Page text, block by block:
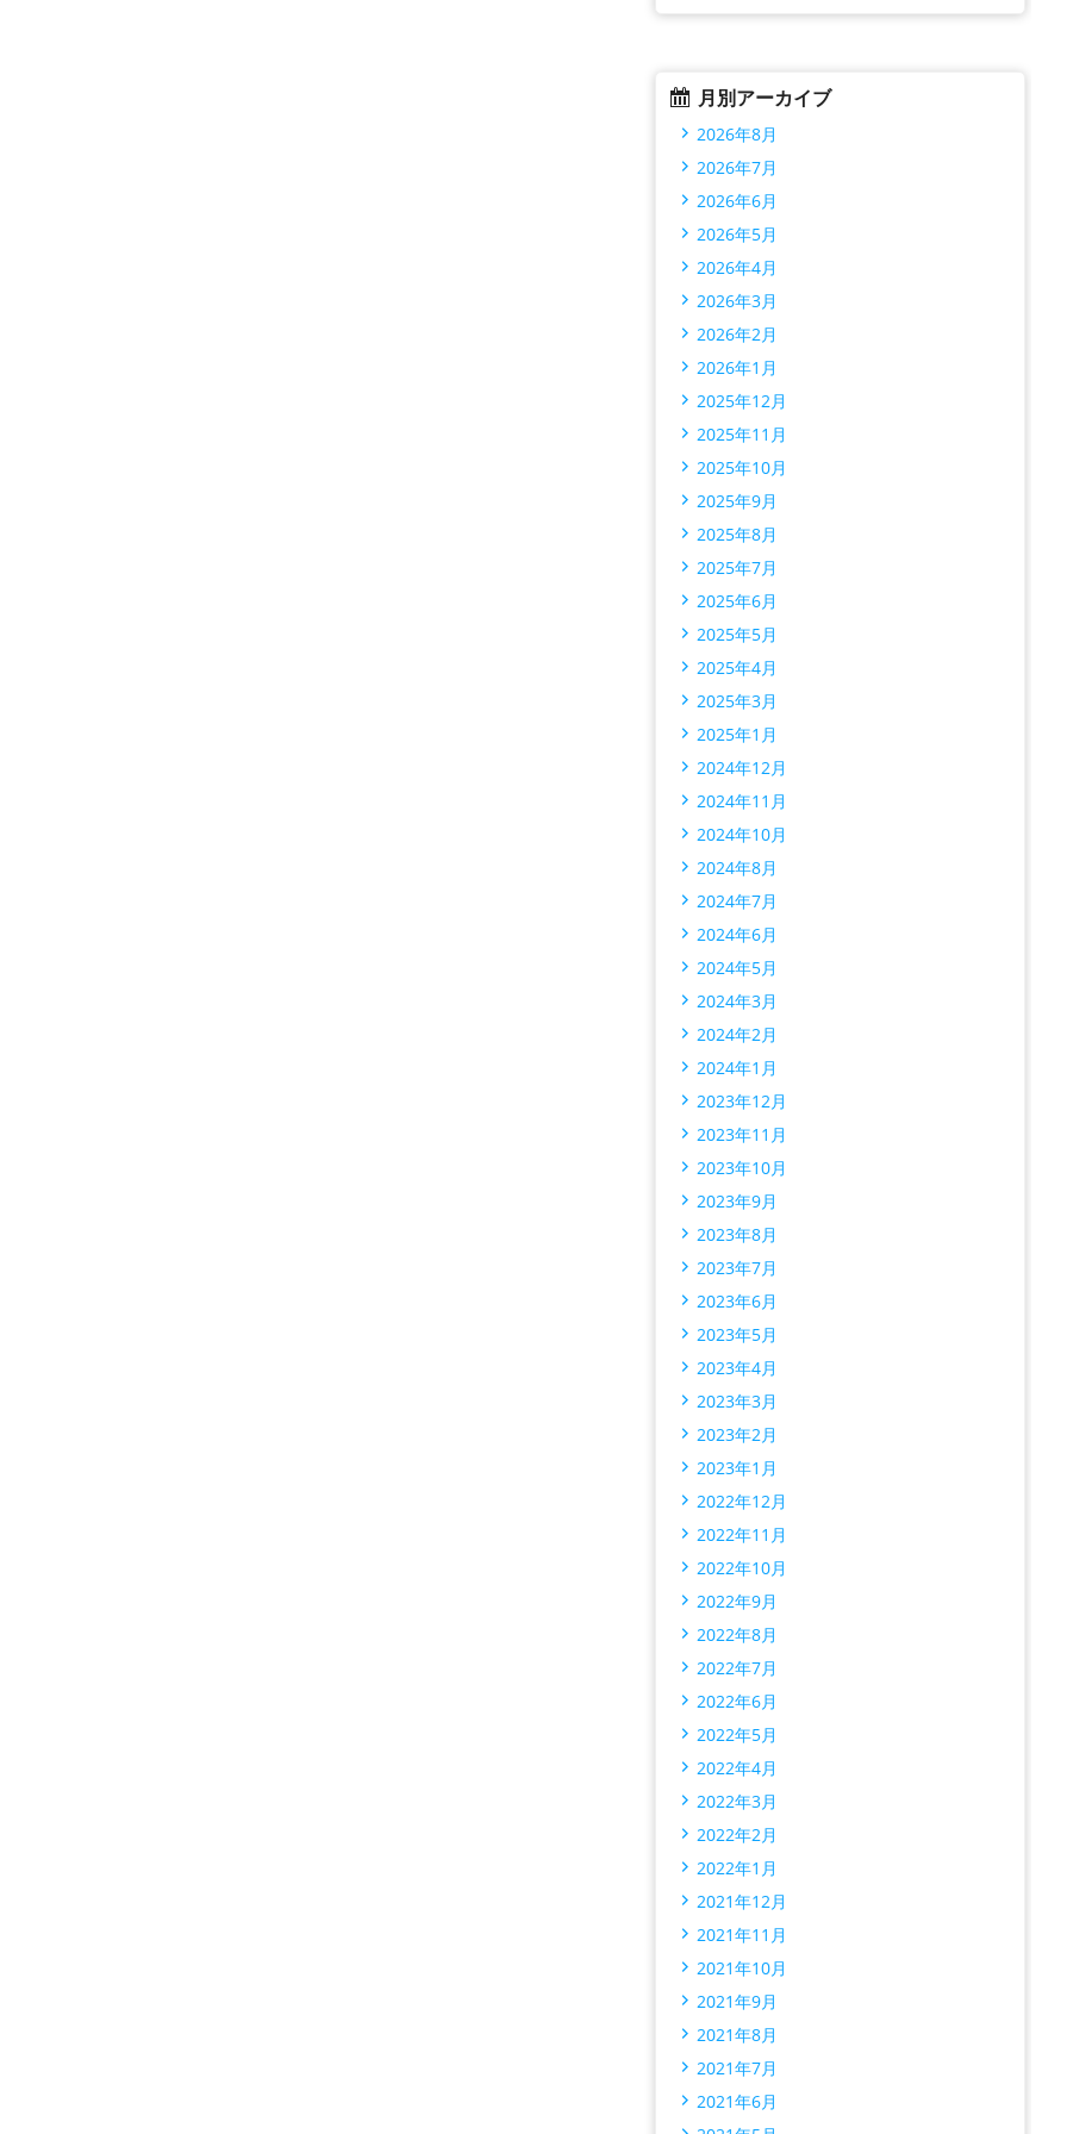
月別アーカイブ
2026年8月
2026年7月
2026年6月
2026年5月
2026年4月
2026年3月
2026年2月
2026年1月
2025年12月
2025年11月
2025年10月
2025年9月
2025年8月
2025年7月
2025年6月
2025年5月
2025年4月
2025年3月
2025年1月
2024年12月
2024年11月
2024年10月
2024年8月
2024年7月
2024年6月
2024年5月
2024年3月
2024年2月
2024年1月
2023年12月
2023年11月
2023年10月
2023年9月
2023年8月
2023年7月
2023年6月
2023年5月
2023年4月
2023年3月
2023年2月
2023年1月
2022年12月
2022年11月
2022年10月
2022年9月
2022年8月
2022年7月
2022年6月
2022年5月
2022年4月
2022年3月
2022年2月
2022年1月
2021年12月
2021年11月
2021年10月
2021年9月
2021年8月
2021年7月
2021年6月